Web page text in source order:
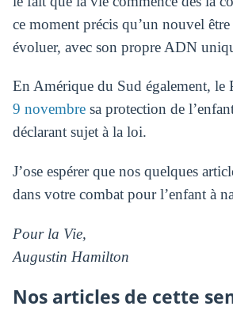
ce moment précis qu’un nouvel être
évoluer, avec son propre ADN
En Amérique du Sud également, le
9 novembresa protection de
déclarant sujet à la loi.
J’ose espérer que nos quelques
dans votre combat pour l’enfant à
Pour la Vie,
Augustin Hamilton
Nos articles de cette